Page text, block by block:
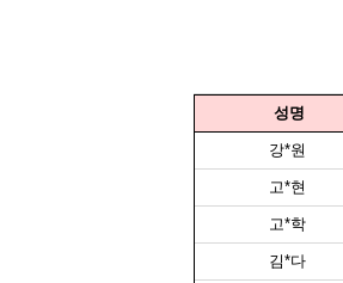
성명
강*원
고*현
고*학
김*다